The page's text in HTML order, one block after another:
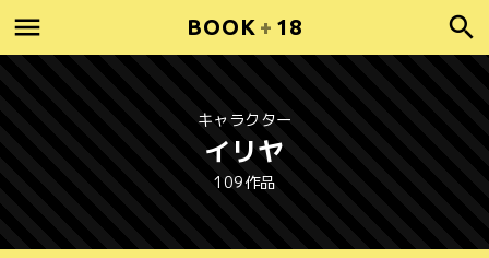
BOOK + 18
キャラクター
イリヤ
109作品